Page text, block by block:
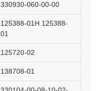
330930-060-00-00
125388-01H 125388-
01
125720-02
138708-01